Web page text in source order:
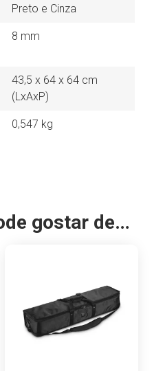
Preto e Cinza
8 mm
43,5 x 64 x 64 cm
(LxAxP)
0,547 kg
gostar de…